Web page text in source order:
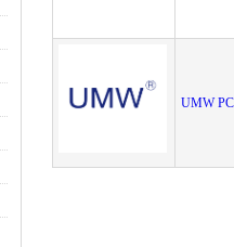
UMW